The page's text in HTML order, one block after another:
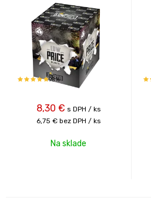
98%
8,30 € s DPH / ks
6,75 € bez DPH / ks
Na sklade